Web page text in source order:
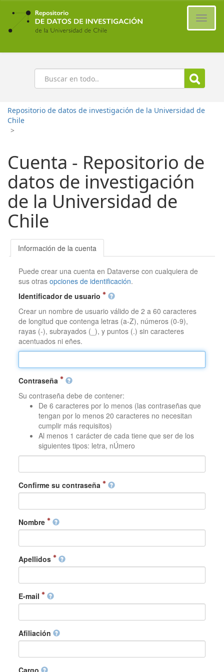
Ir
contenido
principal
Buscar
Repositorio de datos de investigación de la Universidad de
Chile
>
Cuenta - Repositorio de
datos de investigación
de la Universidad de
Chile
Información de la cuenta
Puede crear una cuenta en Dataverse con cualquiera de
sus otrasopciones de identificación.
Identificador de usuario
Crear un nombre de usuario válido de 2 a 60 caracteres
de longitud que contenga letras (a-Z), números (0-9),
rayas (-), subrayados (_), y puntos (.) sin caracteres
acentuados ni eñes.
Contraseña
Su contraseña debe de contener:
De 6 caracteres por lo menos (las contraseñas que
tengan por lo menos 20 caracteres no necesitan
cumplir más requisitos)
Al menos 1 carácter de cada tiene que ser de los
siguientes tipos: letra, nÚmero
Confirme su contraseña
Nombre
Apellidos
E-mail
Afiliación
Cargo